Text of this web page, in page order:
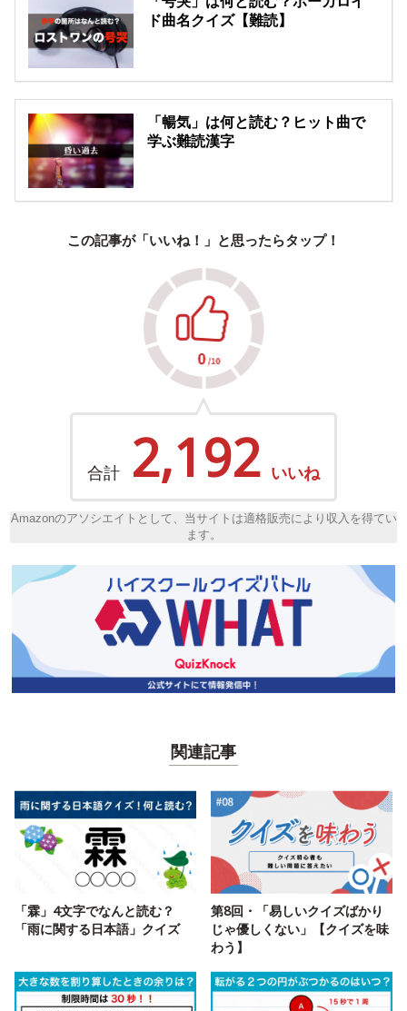
ド曲名クイズ【難読】
「暢気」は何と読む？ヒット曲で
学ぶ難読漢字
この記事が「いいね！」と思ったらタップ！
合計 2,192 いいね
Amazonのアソシエイトとして、当サイトは適格販売により収入を得てい
ます。
関連記事
「霖」4文字でなんと読む？
「雨に関する日本語」クイズ
第8回・「易しいクイズばかり
じゃ優しくない」【クイズを味
わう】